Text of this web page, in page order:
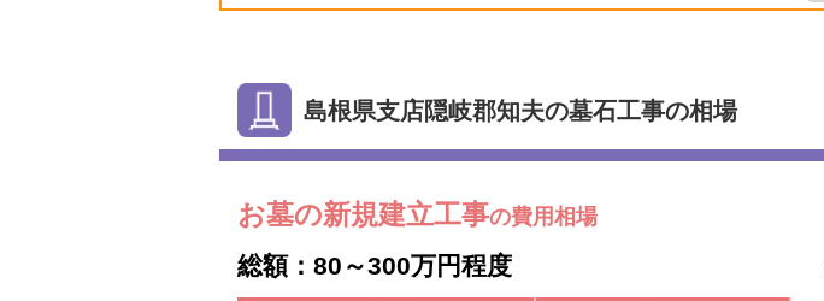
島根県支店隠岐郡知夫の墓石工事の相場
お墓の新規建立工事の費用相場
総額：80～300万円程度